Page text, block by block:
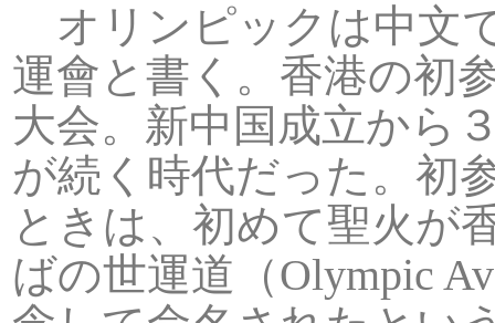
オリンピックは中文
運會と書く。香港の初
大会。新中国成立から
が続く時代だった。初
ときは、初めて聖火が
ばの世運道（Olympic